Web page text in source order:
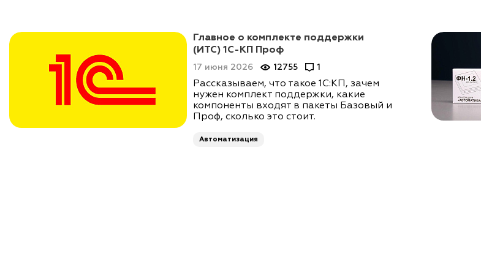
Главное о комплекте поддержки
(ИТС) 1С-КП Проф
17 июня 2026 12755 1
Рассказываем, что такое 1С:КП, зачем
нужен комплект поддержки, какие
компоненты входят в пакеты Базовый и
Проф, сколько это стоит.
Автоматизация